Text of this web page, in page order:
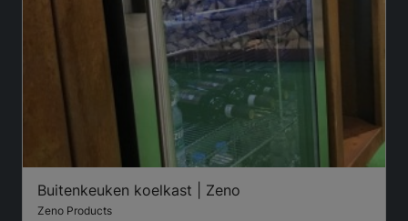
Buitenkeuken koelkast | Zeno
Zeno Products